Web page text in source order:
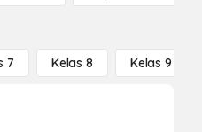
7 Kelas 8 Kelas 9